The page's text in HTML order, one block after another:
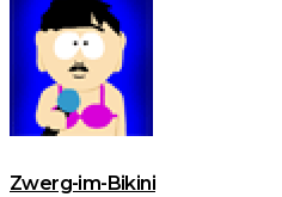
Zwerg-im-Bikini